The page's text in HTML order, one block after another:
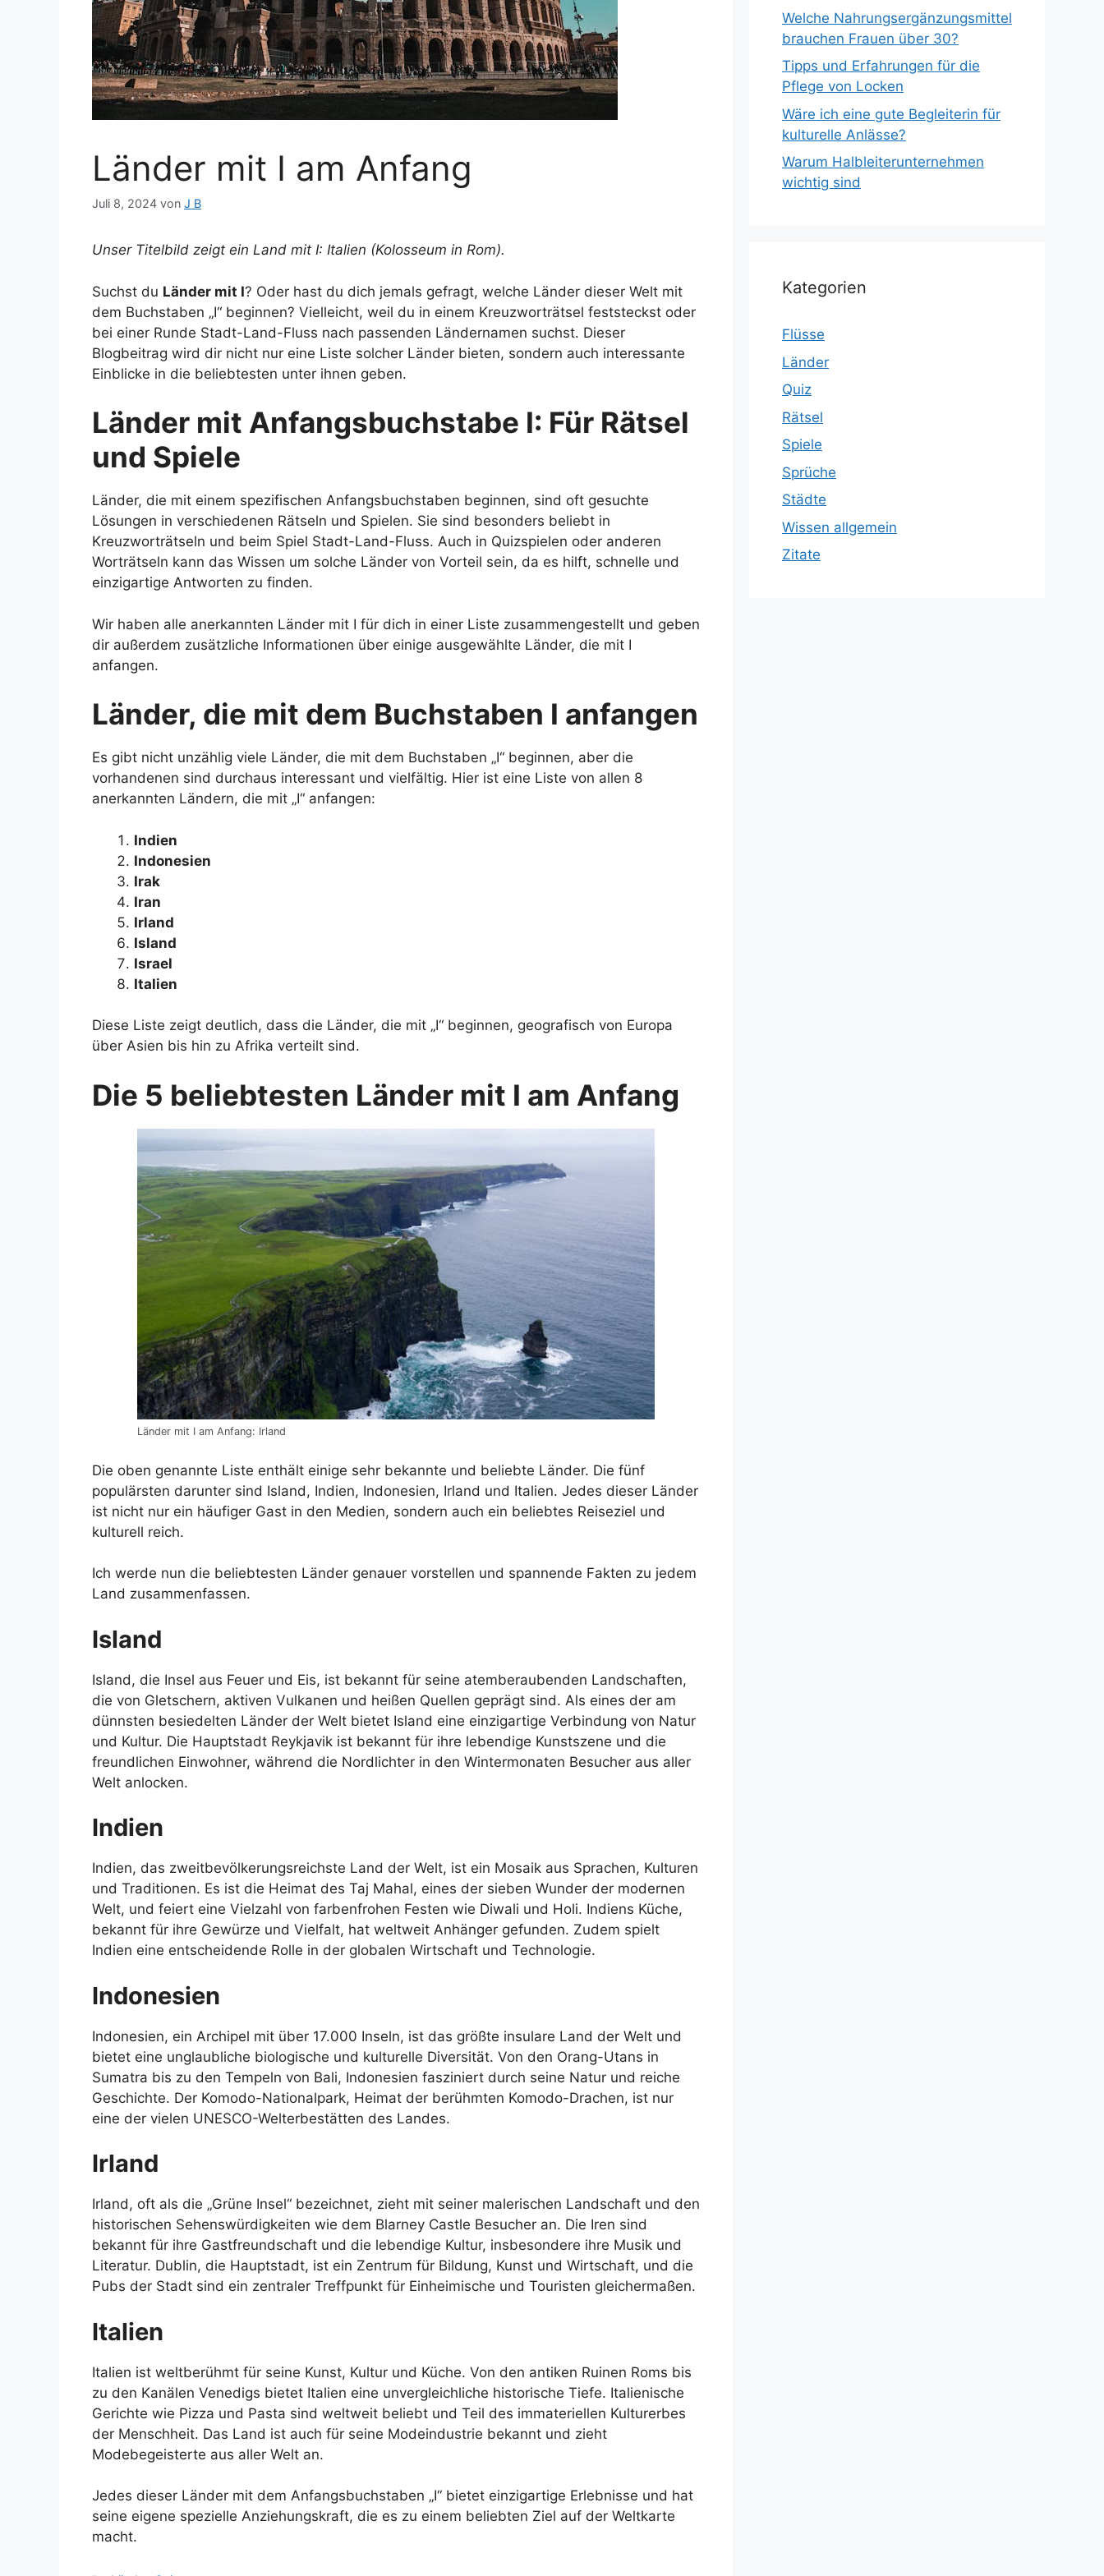
Länder mit I am Anfang
Juli 8, 2024 von J B
Unser Titelbild zeigt ein Land mit I: Italien (Kolosseum in Rom).
Suchst du Länder mit I? Oder hast du dich jemals gefragt, welche Länder dieser Welt mit
dem Buchstaben „I“ beginnen? Vielleicht, weil du in einem Kreuzworträtsel feststeckst oder
bei einer Runde Stadt-Land-Fluss nach passenden Ländernamen suchst. Dieser
Blogbeitrag wird dir nicht nur eine Liste solcher Länder bieten, sondern auch interessante
Einblicke in die beliebtesten unter ihnen geben.
Länder mit Anfangsbuchstabe I: Für Rätsel
und Spiele
Länder, die mit einem spezifischen Anfangsbuchstaben beginnen, sind oft gesuchte
Lösungen in verschiedenen Rätseln und Spielen. Sie sind besonders beliebt in
Kreuzworträtseln und beim Spiel Stadt-Land-Fluss. Auch in Quizspielen oder anderen
Worträtseln kann das Wissen um solche Länder von Vorteil sein, da es hilft, schnelle und
einzigartige Antworten zu finden.
Wir haben alle anerkannten Länder mit I für dich in einer Liste zusammengestellt und geben
dir außerdem zusätzliche Informationen über einige ausgewählte Länder, die mit I
anfangen.
Länder, die mit dem Buchstaben I anfangen
Es gibt nicht unzählig viele Länder, die mit dem Buchstaben „I“ beginnen, aber die
vorhandenen sind durchaus interessant und vielfältig. Hier ist eine Liste von allen 8
anerkannten Ländern, die mit „I“ anfangen:
Indien
Indonesien
Irak
Iran
Irland
Island
Israel
Italien
Diese Liste zeigt deutlich, dass die Länder, die mit „I“ beginnen, geografisch von Europa
über Asien bis hin zu Afrika verteilt sind.
Die 5 beliebtesten Länder mit I am Anfang
Länder mit I am Anfang: Irland
Die oben genannte Liste enthält einige sehr bekannte und beliebte Länder. Die fünf
populärsten darunter sind Island, Indien, Indonesien, Irland und Italien. Jedes dieser Länder
ist nicht nur ein häufiger Gast in den Medien, sondern auch ein beliebtes Reiseziel und
kulturell reich.
Ich werde nun die beliebtesten Länder genauer vorstellen und spannende Fakten zu jedem
Land zusammenfassen.
Island
Island, die Insel aus Feuer und Eis, ist bekannt für seine atemberaubenden Landschaften,
die von Gletschern, aktiven Vulkanen und heißen Quellen geprägt sind. Als eines der am
dünnsten besiedelten Länder der Welt bietet Island eine einzigartige Verbindung von Natur
und Kultur. Die Hauptstadt Reykjavik ist bekannt für ihre lebendige Kunstszene und die
freundlichen Einwohner, während die Nordlichter in den Wintermonaten Besucher aus aller
Welt anlocken.
Indien
Indien, das zweitbevölkerungsreichste Land der Welt, ist ein Mosaik aus Sprachen, Kulturen
und Traditionen. Es ist die Heimat des Taj Mahal, eines der sieben Wunder der modernen
Welt, und feiert eine Vielzahl von farbenfrohen Festen wie Diwali und Holi. Indiens Küche,
bekannt für ihre Gewürze und Vielfalt, hat weltweit Anhänger gefunden. Zudem spielt
Indien eine entscheidende Rolle in der globalen Wirtschaft und Technologie.
Indonesien
Indonesien, ein Archipel mit über 17.000 Inseln, ist das größte insulare Land der Welt und
bietet eine unglaubliche biologische und kulturelle Diversität. Von den Orang-Utans in
Sumatra bis zu den Tempeln von Bali, Indonesien fasziniert durch seine Natur und reiche
Geschichte. Der Komodo-Nationalpark, Heimat der berühmten Komodo-Drachen, ist nur
eine der vielen UNESCO-Welterbestätten des Landes.
Irland
Irland, oft als die „Grüne Insel“ bezeichnet, zieht mit seiner malerischen Landschaft und den
historischen Sehenswürdigkeiten wie dem Blarney Castle Besucher an. Die Iren sind
bekannt für ihre Gastfreundschaft und die lebendige Kultur, insbesondere ihre Musik und
Literatur. Dublin, die Hauptstadt, ist ein Zentrum für Bildung, Kunst und Wirtschaft, und die
Pubs der Stadt sind ein zentraler Treffpunkt für Einheimische und Touristen gleichermaßen.
Italien
Italien ist weltberühmt für seine Kunst, Kultur und Küche. Von den antiken Ruinen Roms bis
zu den Kanälen Venedigs bietet Italien eine unvergleichliche historische Tiefe. Italienische
Gerichte wie Pizza und Pasta sind weltweit beliebt und Teil des immateriellen Kulturerbes
der Menschheit. Das Land ist auch für seine Modeindustrie bekannt und zieht
Modebegeisterte aus aller Welt an.
Jedes dieser Länder mit dem Anfangsbuchstaben „I“ bietet einzigartige Erlebnisse und hat
seine eigene spezielle Anziehungskraft, die es zu einem beliebten Ziel auf der Weltkarte
macht.
Welche Nahrungsergänzungsmittel
brauchen Frauen über 30?
Tipps und Erfahrungen für die
Pflege von Locken
Wäre ich eine gute Begleiterin für
kulturelle Anlässe?
Warum Halbleiterunternehmen
wichtig sind
Kategorien
Flüsse
Länder
Quiz
Rätsel
Spiele
Sprüche
Städte
Wissen allgemein
Zitate